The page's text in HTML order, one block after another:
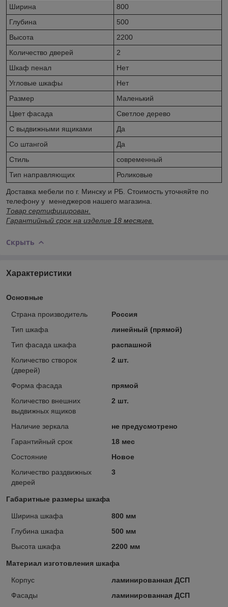
Ширина
800
Глубина
500
Высота
2200
Количество дверей
2
Шкаф пенал
Нет
Угловые шкафы
Нет
Размер
Маленький
Цвет фасада
Светлое дерево
С выдвижными ящиками
Да
Со штангой
Да
Стиль
современный
Тип направляющих
Роликовые
Доставка мебели по г. Минску и РБ. Стоимость уточняйте по
телефону у менеджеров нашего магазина.
Товар сертифицирован.
Гарантийный срок на изделие 18 месяцев.
Скрыть
Характеристики
Основные
Страна производитель
Россия
Тип шкафа
линейный (прямой)
Тип фасада шкафа
распашной
Количество створок
(дверей)
2 шт.
Форма фасада
прямой
Количество внешних
выдвижных ящиков
2 шт.
Наличие зеркала
не предусмотрено
Гарантийный срок
18 мес
Состояние
Новое
Количество раздвижных
дверей
3
Габаритные размеры шкафа
Ширина шкафа
800 мм
Глубина шкафа
500 мм
Высота шкафа
2200 мм
Материал изготовления шкафа
Корпус
ламинированная ДСП
Фасады
ламинированная ДСП